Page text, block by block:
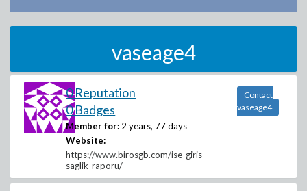
vaseage4
0 Reputation
0 Badges
Member for: 2 years, 77 days
Website:
https://www.birosgb.com/ise-giris-
saglik-raporu/
Contact
vaseage4